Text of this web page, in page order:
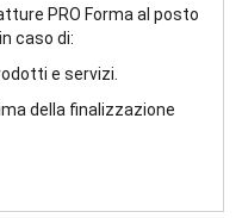
PRO Forma al posto
caso di:
e servizi.
della finalizzazione